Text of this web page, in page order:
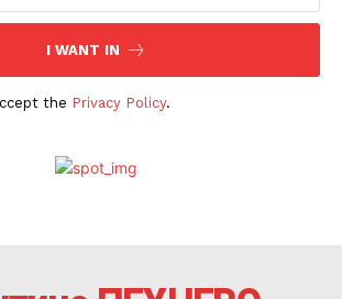
I WANT IN
the Privacy Policy.